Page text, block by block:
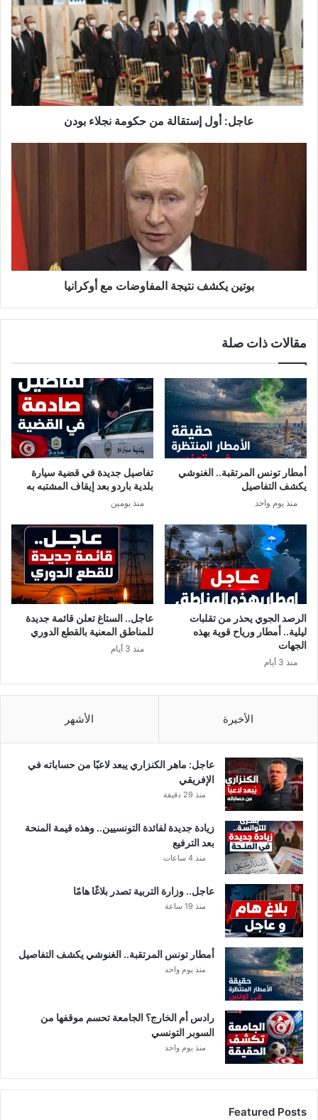
إستقالة
من
حكومة
نجلاء
بودن
عاجل: أول إستقالة من حكومة نجلاء بودن
بوتين يكشف نتيجة المفاوضات مع أوكرانيا
مقالات ذات صلة
أمطار تونس المرتقبة.. الغنوشي
يكشف التفاصيل
منذ يوم واحد
تفاصيل جديدة في قضية سيارة
بلدية باردو بعد إيقاف المشتبه به
منذ يومين
الرصد الجوي يحذر من تقلبات
ليلية.. أمطار ورياح قوية بهذه
الجهات
منذ 3 أيام
عاجل.. الستاغ تعلن قائمة جديدة
للمناطق المعنية بالقطع الدوري
منذ 3 أيام
الأخيرة الأشهر
عاجل: ماهر الكنزاري يبعد لاعبًا من حساباته في
الإفريقي
منذ 29 دقيقة
زيادة جديدة لفائدة التونسيين.. وهذه قيمة المنحة
بعد الترفيع
منذ 4 ساعات
عاجل.. وزارة التربية تصدر بلاغًا هامًا
منذ 19 ساعة
أمطار تونس المرتقبة.. الغنوشي يكشف التفاصيل
منذ يوم واحد
رادس أم الخارج؟ الجامعة تحسم موقفها من
السوبر التونسي
منذ يوم واحد
Featured Posts